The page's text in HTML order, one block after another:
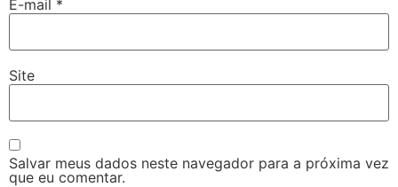
E-mail *
Site
Salvar meus dados neste navegador para a próxima vez
que eu comentar.